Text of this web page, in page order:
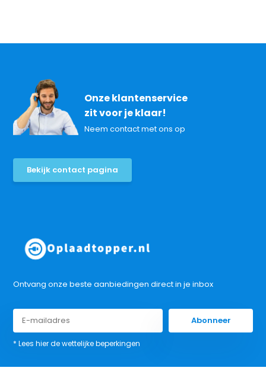
Onze klantenservice
zit voor je klaar!
Neem contact met ons op
Bekijk contact pagina
Ontvang onze beste aanbiedingen direct in je inbox
Abonneer
* Lees hier de wettelijke beperkingen